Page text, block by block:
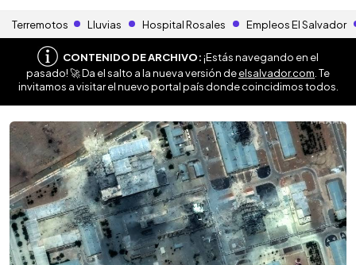
Terremotos Lluvias Hospital Rosales Empleos El Salvador
CONTENIDO DE ARCHIVO:¡Estás navegando en el
pasado! 🚀 Da el salto a la nueva versión deelsalvador.com . Te
invitamos a visitar el nuevo portal país donde coincidimos todos.